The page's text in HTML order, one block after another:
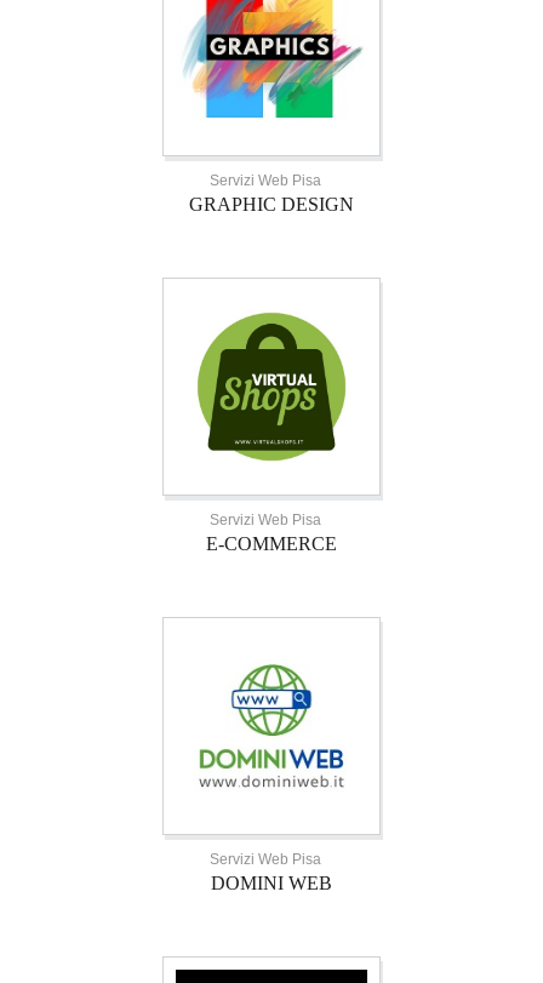
Servizi Web Pisa
GRAPHIC DESIGN
Servizi Web Pisa
E-COMMERCE
Servizi Web Pisa
DOMINI WEB